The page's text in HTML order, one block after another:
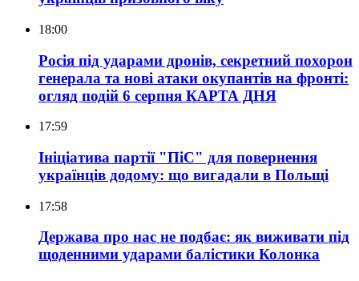
18:00
Росія під ударами дронів, секретний похорон
генерала та нові атаки окупантів на фронті:
огляд подій 6 серпня КАРТА ДНЯ
17:59
Ініціатива партії "ПіС" для повернення
українців додому: що вигадали в Польщі
17:58
Держава про нас не подбає: як виживати під
щоденними ударами балістики Колонка